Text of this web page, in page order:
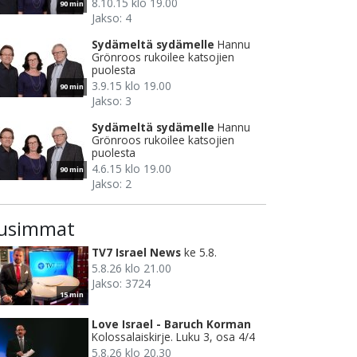
90 min
8.10.15 klo 19.00
Jakso: 4
90 min
Sydämeltä sydämelle Hannu
Grönroos rukoilee katsojien
puolesta
3.9.15 klo 19.00
Jakso: 3
90 min
Sydämeltä sydämelle Hannu
Grönroos rukoilee katsojien
puolesta
4.6.15 klo 19.00
Jakso: 2
15 min
TV7 Israel News ke 5.8.
5.8.26 klo 21.00
Jakso: 3724
Love Israel - Baruch Korman
Kolossalaiskirje. Luku 3, osa 4/4
5.8.26 klo 20.30